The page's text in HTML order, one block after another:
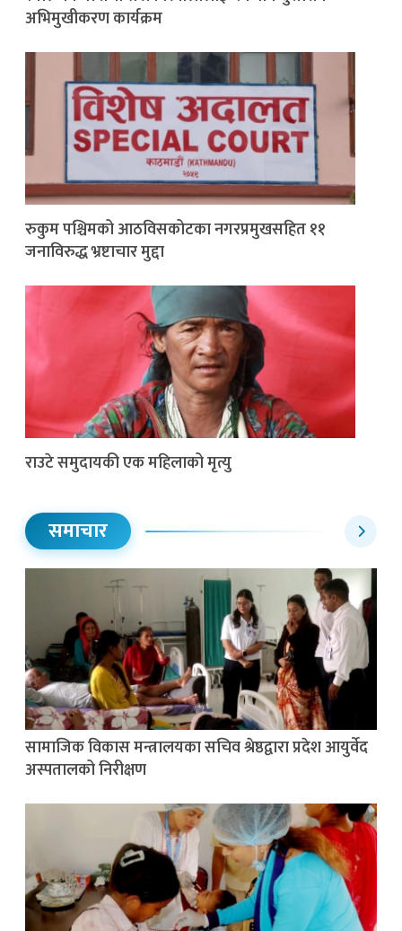
अभिमुखीकरण कार्यक्रम
रुकुम पश्चिमको आठविसकोटका नगरप्रमुखसहित ११
जनाविरुद्ध भ्रष्टाचार मुद्दा
राउटे समुदायकी एक महिलाको मृत्यु
समाचार
सामाजिक विकास मन्त्रालयका सचिव श्रेष्ठद्वारा प्रदेश आयुर्वेद
अस्पतालको निरीक्षण